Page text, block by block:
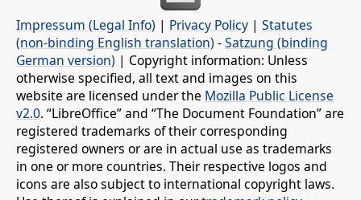
Impressum (Legal Info) | Privacy Policy | Statutes
(non-binding English translation) -Satzung (binding
German version) | Copyright information: Unless
otherwise specified, all text and images on this
website are licensed under the Mozilla Public License
v2.0. “LibreOffice” and “The Document Foundation” are
registered trademarks of their corresponding
registered owners or are in actual use as trademarks
in one or more countries. Their respective logos and
icons are also subject to international copyright laws.